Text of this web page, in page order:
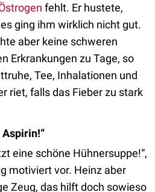
fehlt. Er hustete,
ging ihm wirklich nicht gut.
aber keine schweren
Erkrankungen zu Tage, so
Tee, Inhalationen und
riet, falls das Fieber zu stark
eine schöne Hühnersuppe!“,
motiviert vor. Heinz aber
Zeug, das hilft doch sowieso